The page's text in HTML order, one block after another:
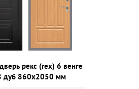
рекс (rex) 6 венге
дуб 860х2050 мм